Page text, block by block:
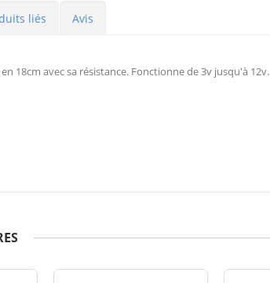
liés Avis
18cm avec sa résistance. Fonctionne de 3v jusqu'à 12v.